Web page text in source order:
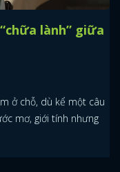
lành” giữa
ở chỗ, dù kể một câu
mơ, giới tính nhưng